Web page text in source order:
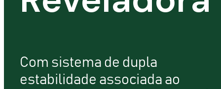
Com sistema de dupla
estabilidade associada ao